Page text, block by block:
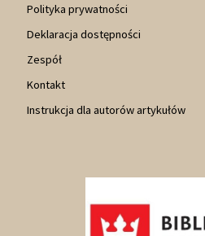
Polityka prywatności
Deklaracja dostępności
Zespół
Kontakt
Instrukcja dla autorów artykułów